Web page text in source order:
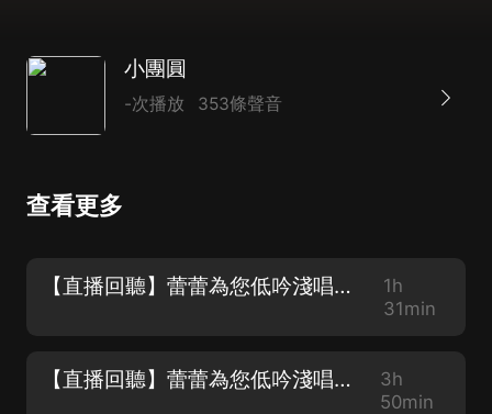
小團圓
-次播放 353條聲音
查看更多
【直播回聽】蕾蕾為您低吟淺唱正在直播
1h
31min
【直播回聽】蕾蕾為您低吟淺唱正在直播
3h
50min